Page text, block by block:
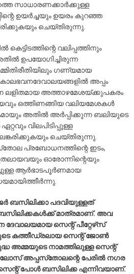
സാധാരണക്കാര്‍ക്കുള്ള
ഉയര്‍ച്ചയും ഉയരം കുറഞ്ഞ
ചെയ്തിരുന്നു.
വലിപ്പത്തിനും
ഉപയോഗിച്ചിരുന്ന
ഗണ്യമായ
അപ്പം
ലളിതമായ അത്താഴമേശയ്ക്കുപകരം
ഒത്തിണങ്ങിയ വലിയമേശകള്‍
അതില്‍ അര്‍പ്പിക്കുന്ന ബലിയുടെ
വിലപിടിപ്പുള്ള
ചെയ്തിരുന്നു.
പ്രബോധനത്തിന്റെ ഇടം,
ഓരോന്നിന്റെയും
ആര്‍ഭാടപൂര്‍ണമായ
ബസിലിക്കാ പദവിയുള്ളത്
മാത്രമാണ്. അവ
സെന്റ് പീറ്റേഴ്‌സ്
കത്തീഡ്രലായ സെന്റ് ജോണ്‍
അമ്മയുടെ നാമത്തിലുള്ള സെന്റ്
അപ്പസ്‌തോലന്റെ പേരില്‍ നഗര
പോള്‍ ബസിലിക്ക എന്നിവയാണ്.